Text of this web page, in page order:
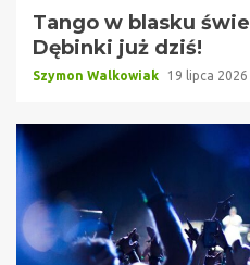
Tango w blasku
Dębinki już dziś!
Szymon Walkowiak 19 lipca 2026